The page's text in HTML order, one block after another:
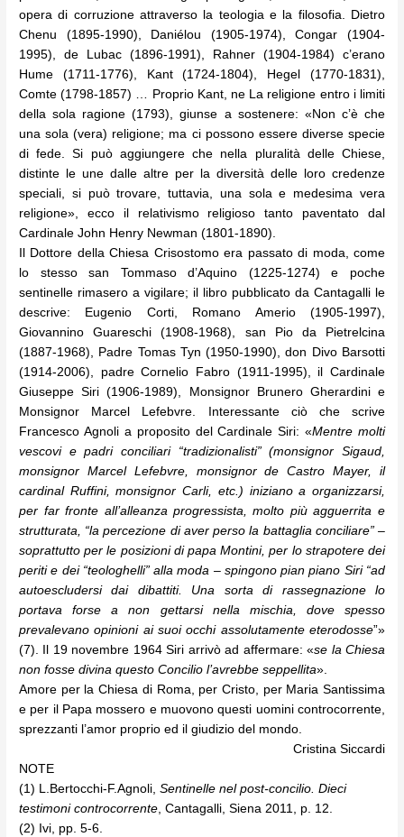
opera di corruzione attraverso la teologia e la filosofia. Dietro
Chenu (1895-1990), Daniélou (1905-1974), Congar (1904-
1995), de Lubac (1896-1991), Rahner (1904-1984) c’erano
Hume (1711-1776), Kant (1724-1804), Hegel (1770-1831),
Comte (1798-1857) … Proprio Kant, ne La religione entro i limiti
della sola ragione (1793), giunse a sostenere: «Non c’è che
una sola (vera) religione; ma ci possono essere diverse specie
di fede. Si può aggiungere che nella pluralità delle Chiese,
distinte le une dalle altre per la diversità delle loro credenze
speciali, si può trovare, tuttavia, una sola e medesima vera
religione», ecco il relativismo religioso tanto paventato dal
Cardinale John Henry Newman (1801-1890).
Il Dottore della Chiesa Crisostomo era passato di moda, come
lo stesso san Tommaso d’Aquino (1225-1274) e poche
sentinelle rimasero a vigilare; il libro pubblicato da Cantagalli le
descrive: Eugenio Corti, Romano Amerio (1905-1997),
Giovannino Guareschi (1908-1968), san Pio da Pietrelcina
(1887-1968), Padre Tomas Tyn (1950-1990), don Divo Barsotti
(1914-2006), padre Cornelio Fabro (1911-1995), il Cardinale
Giuseppe Siri (1906-1989), Monsignor Brunero Gherardini e
Monsignor Marcel Lefebvre. Interessante ciò che scrive
Francesco Agnoli a proposito del Cardinale Siri: «Mentre molti
vescovi e padri conciliari “tradizionalisti” (monsignor Sigaud,
monsignor Marcel Lefebvre, monsignor de Castro Mayer, il
cardinal Ruffini, monsignor Carli, etc.) iniziano a organizzarsi,
per far fronte all’alleanza progressista, molto più agguerrita e
strutturata, “la percezione di aver perso la battaglia conciliare” –
soprattutto per le posizioni di papa Montini, per lo strapotere dei
periti e dei “teologhelli” alla moda – spingono pian piano Siri “ad
autoescludersi dai dibattiti. Una sorta di rassegnazione lo
portava forse a non gettarsi nella mischia, dove spesso
prevalevano opinioni ai suoi occhi assolutamente eterodosse”»
(7). Il 19 novembre 1964 Siri arrivò ad affermare: «se la Chiesa
non fosse divina questo Concilio l’avrebbe seppellita».
Amore per la Chiesa di Roma, per Cristo, per Maria Santissima
e per il Papa mossero e muovono questi uomini controcorrente,
sprezzanti l’amor proprio ed il giudizio del mondo.
Cristina Siccardi
NOTE
(1) L.Bertocchi-F.Agnoli,Sentinelle nel post-concilio. Dieci
testimoni controcorrente, Cantagalli, Siena 2011, p. 12.
(2) Ivi, pp. 5-6.